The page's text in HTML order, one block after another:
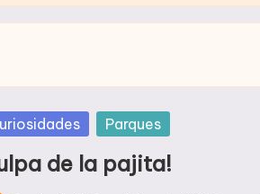
Parques
de la pajita!